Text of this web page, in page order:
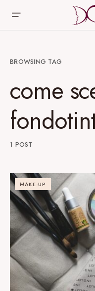
BROWSING TAG
come
1 POST
MAKE-UP